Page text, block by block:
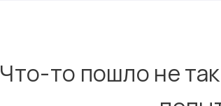
Что-то пошло не